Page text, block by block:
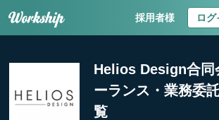
採用者様 ログ
Helios Design合同
ーランス・業務委
覧